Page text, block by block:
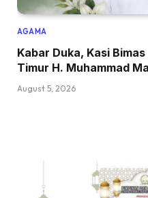
AGAMA
Kabar Duka, Kasi
Timur H. Muhammad
August 5, 2026